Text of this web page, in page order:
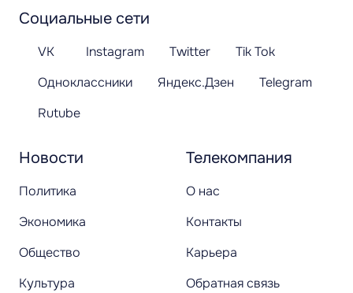
Новости
Политика
Экономика
Общество
Культура
Телекомпания
О нас
Контакты
Карьера
Обратная связь
Социальные сети
VK Instagram Twitter
Tik Tok
Одноклассники
Яндекс.Дзен
Telegram
Rutube